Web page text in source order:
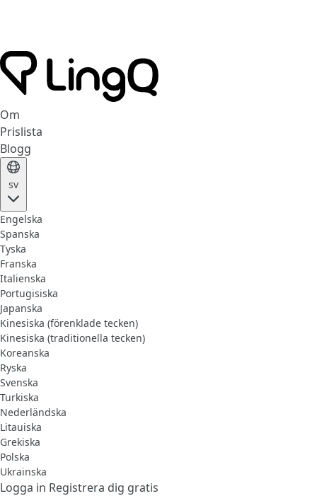
Om
Prislista
Blogg
sv
Engelska
Spanska
Tyska
Franska
Italienska
Portugisiska
Japanska
Kinesiska (förenklade tecken)
Kinesiska (traditionella tecken)
Koreanska
Ryska
Svenska
Turkiska
Nederländska
Litauiska
Grekiska
Polska
Ukrainska
Logga in Registrera dig gratis